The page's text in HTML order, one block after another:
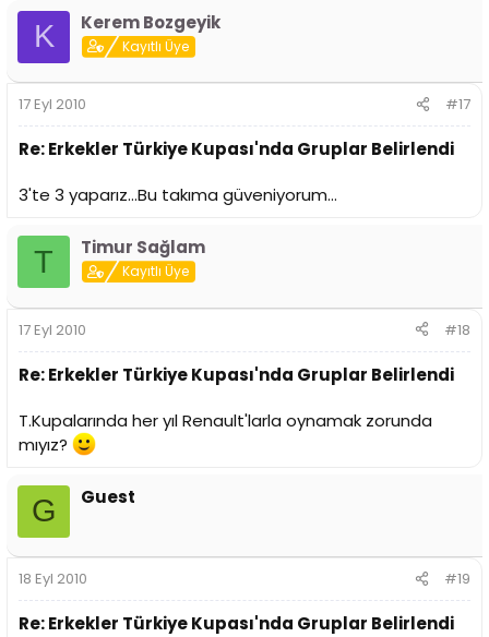
K Kerem Bozgeyik
Kayıtlı Üye
17 Eyl 2010 #17
Re: Erkekler Türkiye Kupası'nda Gruplar Belirlendi
3'te 3 yaparız...Bu takıma güveniyorum...
T Timur Sağlam
Kayıtlı Üye
17 Eyl 2010 #18
Re: Erkekler Türkiye Kupası'nda Gruplar Belirlendi
T.Kupalarında her yıl Renault'larla oynamak zorunda
mıyız?
G Guest
18 Eyl 2010 #19
Re: Erkekler Türkiye Kupası'nda Gruplar Belirlendi